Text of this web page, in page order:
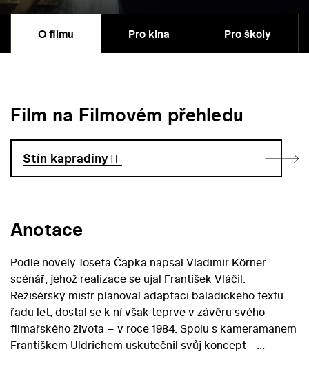
O filmu Pro kina Pro školy
Film na Filmovém přehledu
Stín kapradiny
Anotace
Podle novely Josefa Čapka napsal Vladimír Körner
scénář, jehož realizace se ujal František Vláčil.
Režisérský mistr plánoval adaptaci baladického textu
řadu let, dostal se k ní však teprve v závěru svého
filmařského života – v roce 1984. Spolu s kameramanem
Františkem Uldrichem uskutečnil svůj koncept –